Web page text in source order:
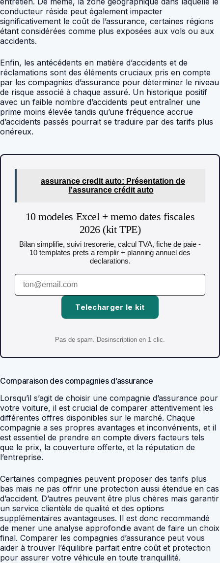
conducteur réside peut également impacter
significativement le coût de l’assurance, certaines régions
étant considérées comme plus exposées aux vols ou aux
accidents.
Enfin, les antécédents en matière d’accidents et de
réclamations sont des éléments cruciaux pris en compte
par les compagnies d’assurance pour déterminer le niveau
de risque associé à chaque assuré. Un historique positif
avec un faible nombre d’accidents peut entraîner une
prime moins élevée tandis qu’une fréquence accrue
d’accidents passés pourrait se traduire par des tarifs plus
onéreux.
assurance credit auto: Présentation de
l'assurance crédit auto
10 modeles Excel + memo dates fiscales
2026 (kit TPE)
Bilan simplifie, suivi tresorerie, calcul TVA, fiche de paie -
10 templates prets a remplir + planning annuel des
declarations.
Telecharger le kit
Pas de spam. Desinscription en 1 clic.
Comparaison des compagnies d’assurance
Lorsqu’il s’agit de choisir une compagnie d’assurance pour
votre voiture, il est crucial de comparer attentivement les
différentes offres disponibles sur le marché. Chaque
compagnie a ses propres avantages et inconvénients, et il
est essentiel de prendre en compte divers facteurs tels
que le prix, la couverture offerte, et la réputation de
l’entreprise.
Certaines compagnies peuvent proposer des tarifs plus
bas mais ne pas offrir une protection aussi étendue en cas
d’accident. D’autres peuvent être plus chères mais garantir
un service clientèle de qualité et des options
supplémentaires avantageuses. Il est donc recommandé
de mener une analyse approfondie avant de faire un choix
final. Comparer les compagnies d’assurance peut vous
aider à trouver l’équilibre parfait entre coût et protection
pour assurer votre véhicule en toute tranquillité.